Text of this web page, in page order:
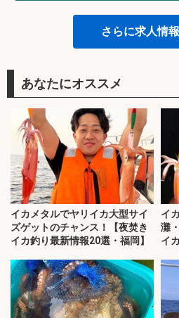
さらに求人情
あなたにオススメ
イカメタルでヤリイカ大型サイ
ズゲットのチャンス！【夜焚き
イカ釣り最新情報20選・福岡】
イ
灘
イ